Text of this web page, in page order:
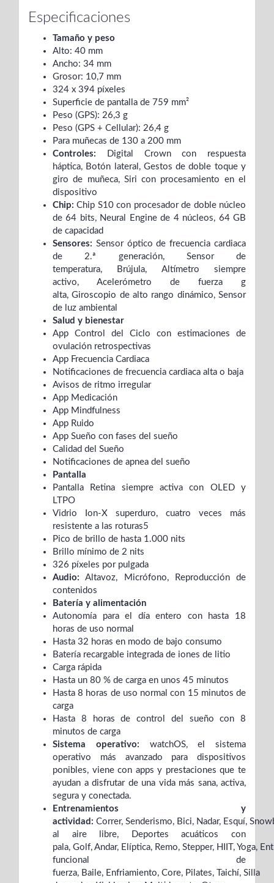
Especificaciones
Tamaño y peso
Alto: 40 mm
Ancho: 34 mm
Grosor: 10,7 mm
324 x 394 píxeles
Superficie de pantalla de 759 mm²
Peso (GPS): 26,3 g
Peso (GPS + Cellular): 26,4 g
Para muñecas de 130 a 200 mm
Controles:
Digital Crown con respuesta
háptica, Botón lateral, Gestos de doble toque y
giro de muñeca, Siri con procesamiento en el
dispositivo
Chip: Chip S10 con procesador de doble núcleo
de 64 bits, Neural Engine de 4 núcleos, 64 GB
de capacidad
Sensores: Sensor óptico de frecuencia cardiaca
de 2.ª generación, Sensor de
temperatura,
Brújula, Altímetro siempre
activo, Acelerómetro de fuerza g
alta,Giroscopio de alto rango dinámico,Sensor
de luz ambiental
Salud y bienestar
App Control del Ciclo con estimaciones de
ovulación retrospectivas
App Frecuencia Cardiaca
Notificaciones de frecuencia cardiaca alta o baja
Avisos de ritmo irregular
App Medicación
App Mindfulness
App Ruido
App Sueño con fases del sueño
Calidad del Sueño
Notificaciones de apnea del sueño
Pantalla
Pantalla Retina siempre activa con OLED y
LTPO
Vidrio Ion-X superduro, cuatro veces más
resistente a las roturas5
Pico de brillo de hasta 1.000 nits
Brillo mínimo de 2 nits
326 píxeles por pulgada
Audio:
Altavoz, Micrófono,
Reproducción de
contenidos
Batería y alimentación
Autonomía para el día entero con hasta 18
horas de uso normal
Hasta 32 horas en modo de bajo consumo
Batería recargable integrada de iones de litio
Carga rápida
Hasta un 80 % de carga en unos 45 minutos
Hasta 8 horas de uso normal con 15 minutos de
carga
Hasta 8 horas de control del sueño con 8
minutos de carga
Sistema operativo:
watchOS, el sistema
operativo más avanzado para dispositivos
ponibles, viene con apps y prestaciones que te
ayudan a disfrutar de una vida más sana, activa,
segura y conectada.
Entrenamientos y
actividad: Correr, Senderismo, Bici, Nadar, Esquí,
al aire libre,
Deportes acuáticos con
pala, Golf, Andar, Elíptica, Remo, Stepper, HIIT, Yoga,
funcional de
fuerza, Baile, Enfriamiento, Core, Pilates, Taichí, Silla